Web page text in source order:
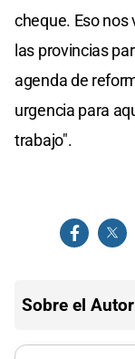
cheque. Eso nos
las provincias
agenda de
urgencia para
trabajo".
Sobre el Autor